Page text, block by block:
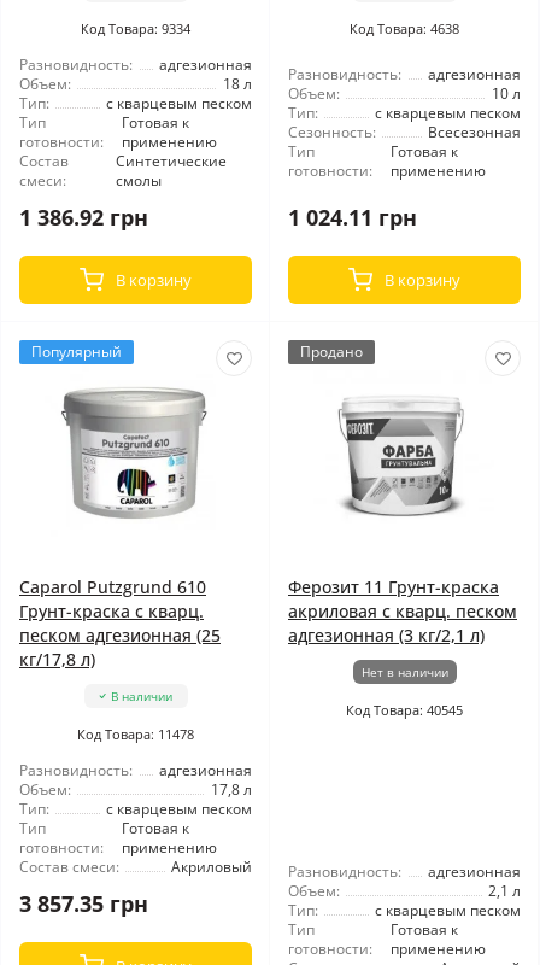
Код Товара: 9334
Разновидность:
адгезионная
Объем:
18 л
Тип:
с кварцевым песком
Тип
готовности:
Готовая к
применению
Состав
смеси:
Синтетические
смолы
1 386.92 грн
В корзину
Код Товара: 4638
Разновидность:
адгезионная
Объем:
10 л
Тип:
с кварцевым песком
Сезонность:
Всесезонная
Тип
готовности:
Готовая к
применению
1 024.11 грн
В корзину
Популярный
Caparol Putzgrund 610
Грунт-краска с кварц.
песком адгезионная (25
кг/17,8 л)
В наличии
Код Товара: 11478
Разновидность:
адгезионная
Объем:
17,8 л
Тип:
с кварцевым песком
Тип
готовности:
Готовая к
применению
Состав смеси:
Акриловый
3 857.35 грн
Продано
Ферозит 11 Грунт-краска
акриловая с кварц. песком
адгезионная (3 кг/2,1 л)
Нет в наличии
Код Товара: 40545
Разновидность:
адгезионная
Объем:
2,1 л
Тип:
с кварцевым песком
Тип
готовности:
Готовая к
применению